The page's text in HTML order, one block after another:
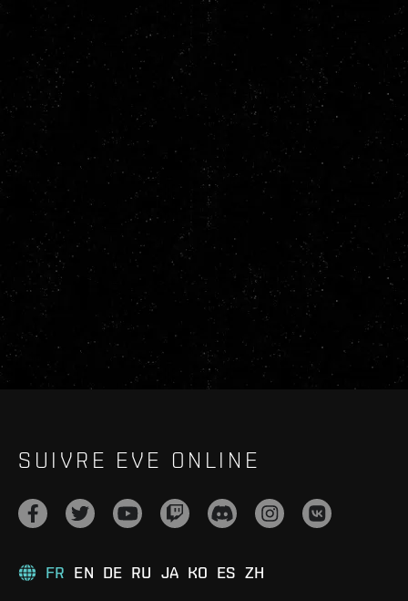
SUIVRE EVE ONLINE
FR EN DE RU JA KO ES ZH